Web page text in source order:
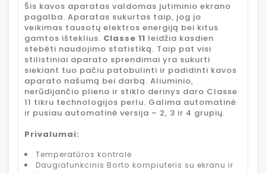
Šis kavos aparatas valdomas jutiminio ekrano
pagalba. Aparatas sukurtas taip, jog jo
veikimas tausotų elektros energiją bei kitus
gamtos išteklius. Classe 11 leidžia kasdien
stebėti naudojimo statistiką. Taip pat visi
stilistiniai aparato sprendimai yra sukurti
siekiant tuo pačiu patobulinti ir padidinti kavos
aparato našumą bei darbą. Aliuminio,
nerūdijančio plieno ir stiklo derinys daro Classe
11 tikru technologijos perlu. Galima automatinė
ir pusiau automatinė versija – 2, 3 ir 4 grupių.
Privalumai:
Temperatūros kontrolė
Daugiafunkcinis Borto kompiuteris su ekranu ir